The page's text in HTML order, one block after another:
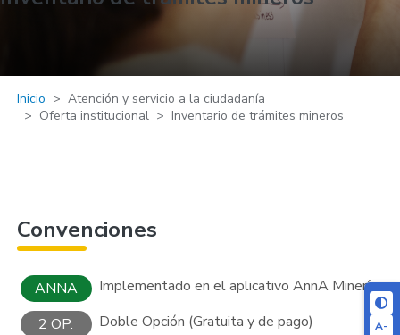
A-
Inicio
Atención y servicio a la ciudadanía
Oferta institucional
Inventario de trámites mineros
Convenciones
ANNA
Implementado en el aplicativo AnnA Minería
2 OP.
Doble Opción (Gratuita y de pago)